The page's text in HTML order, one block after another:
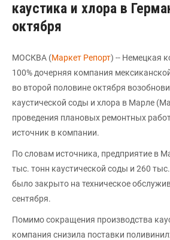
каустика и хлора в
октября
МОСКВА (Маркет Репорт) -- Немецкая
100% дочерняя компания
во второй половине октября
каустической соды и хлора в Марле
проведения плановых ремонтных
источник в компании.
По словам источника, предприятие в
тыс. тонн каустической соды и 260
было закрыто на техническое
сентября.
Помимо сокращения производства
компания снизила поставки